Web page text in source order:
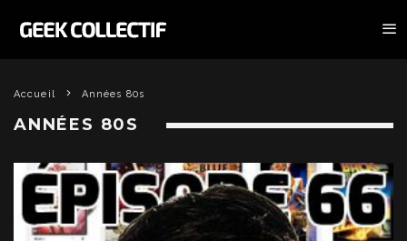
Accueil Années 80s
ANNÉES 80S